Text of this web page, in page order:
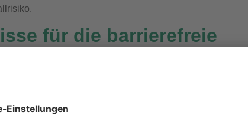
für die barrierefreie
am Anfang oder Ende eines Treppenabschnitts.
relativ unfallträchtig. Gewendelte Treppen schneiden